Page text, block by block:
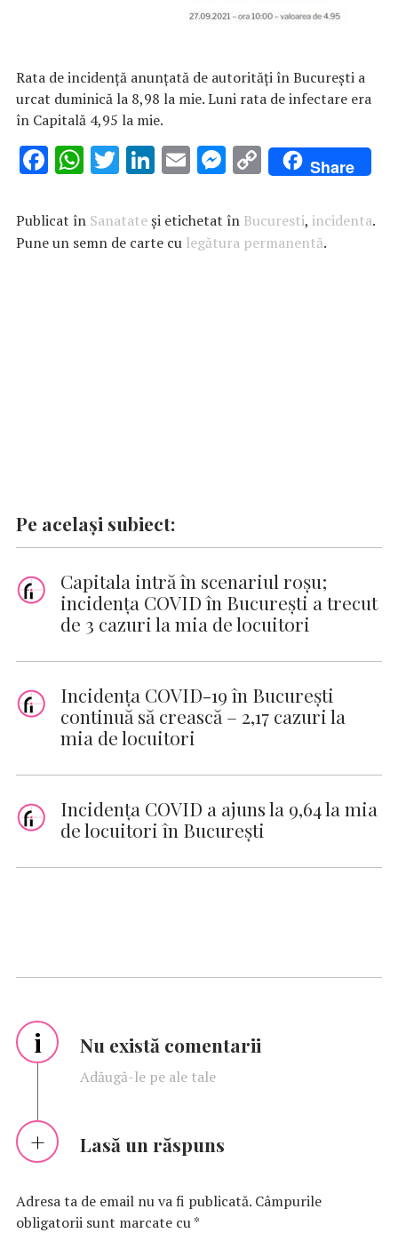
Rata de incidență anunțată de autorități în București a
urcat duminică la 8,98 la mie. Luni rata de infectare era
în Capitală 4,95 la mie.
F
e
b
W
at
s
T
it
te
Li
k
e
E
ai
l
M
se
n
C
o
p
y
Share
Publicat în Sanatateși etichetat în Bucuresti, incidenta.
Pune un semn de carte cu legătura permanentă.
Pe același subiect:
Capitala intră în scenariul roşu;
incidenţa COVID în Bucureşti a trecut
de 3 cazuri la mia de locuitori
Incidenţa COVID-19 în Bucureşti
continuă să crească – 2,17 cazuri la
mia de locuitori
Incidenţa COVID a ajuns la 9,64 la mia
de locuitori în Bucureşti
i Nu există comentarii
Adăugă-le pe ale tale
Lasă un răspuns
Adresa ta de email nu va fi publicată. Câmpurile
obligatorii sunt marcate cu*